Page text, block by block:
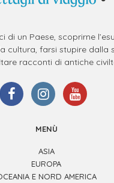
di un Paese, scoprirne
cultura, farsi stupire dalla
racconti di antiche
MENÙ
ASIA
EUROPA
E NORD AMERICA